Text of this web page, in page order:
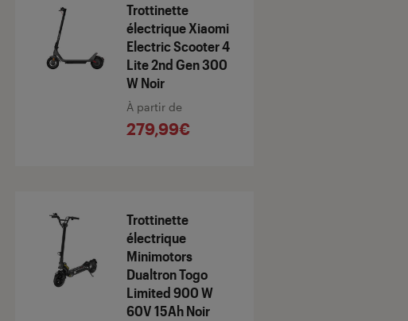
Trottinette
électrique Xiaomi
Electric Scooter 4
Lite 2nd Gen 300
W Noir
À partir de
279,99€
Trottinette
électrique
Minimotors
Dualtron Togo
Limited 900 W
60V 15Ah Noir